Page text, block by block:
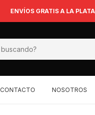
ENVÍOS GRATIS A LA
CONTACTO NOSOTROS